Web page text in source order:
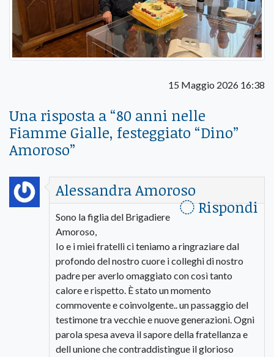
15 Maggio 2026 16:38
Una risposta a “80 anni nelle
Fiamme Gialle, festeggiato “Dino”
Amoroso”
Alessandra Amoroso
Rispondi
Sono la figlia del Brigadiere
Amoroso,
Io e i miei fratelli ci teniamo a ringraziare dal
profondo del nostro cuore i colleghi di nostro
padre per averlo omaggiato con così tanto
calore e rispetto. È stato un momento
commovente e coinvolgente.. un passaggio del
testimone tra vecchie e nuove generazioni. Ogni
parola spesa aveva il sapore della fratellanza e
dell unione che contraddistingue il glorioso